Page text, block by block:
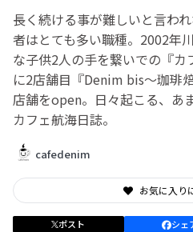
長く続ける事が難しいと言わ
者はとても多い職種。2002年
な子供2人の手を繋いでの『
に2店舗目『Denim bis〜珈琲
店舗をopen。日々起こる、あ
カフェ航海日誌。
cafedenim
お気に入り
ポスト シェ